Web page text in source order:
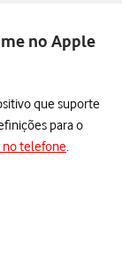
no Apple
que suporte
para o
no telefone.